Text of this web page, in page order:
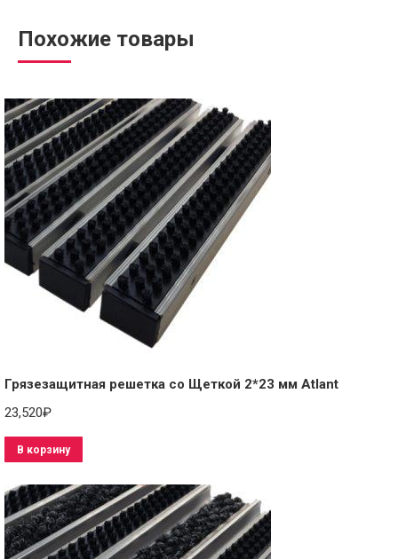
Похожие товары
Грязезащитная решетка со Щеткой 2*23 мм Atlant
23,520₽
В корзину